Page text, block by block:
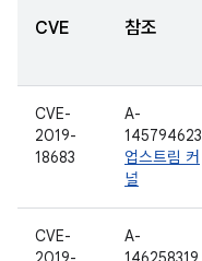
CVE 참조
CVE-
2019-
18683
A-
145794623
업스트림 커
널
CVE-
A-